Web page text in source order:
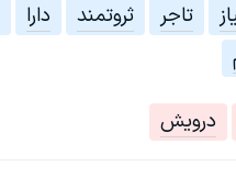
تاجر ثروتمند دارا
درویش